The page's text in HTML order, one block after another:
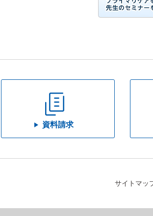
資料請求
サイトマッ